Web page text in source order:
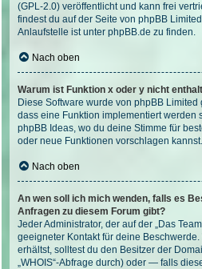
(GPL-2.0) veröffentlicht und kann frei
findest du auf der Seite von phpBB Limited
Anlaufstelle ist unter phpBB.de zu finden.
Nach oben
Warum ist Funktion x oder y nicht
Diese Software wurde von phpBB
dass eine Funktion implementiert werden
phpBB Ideas, wo du deine Stimme für
oder neue Funktionen vorschlagen kannst.
Nach oben
An wen soll ich mich wenden, falls es
Anfragen zu diesem Forum gibt?
Jeder Administrator, der auf der „Das
geeigneter Kontakt für deine
erhältst, solltest du den Besitzer der
„WHOIS“-Abfrage durch) oder — falls